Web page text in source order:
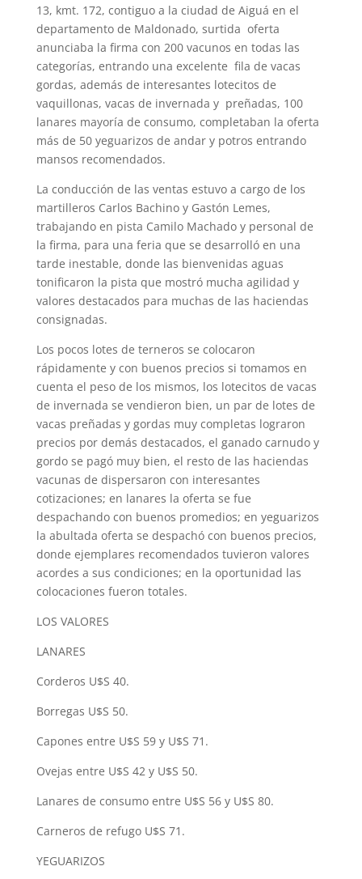
13, kmt. 172, contiguo a la ciudad de Aiguá en el
departamento de Maldonado, surtida oferta
anunciaba la firma con 200 vacunos en todas las
categorías, entrando una excelente fila de vacas
gordas, además de interesantes lotecitos de
vaquillonas, vacas de invernada y preñadas, 100
lanares mayoría de consumo, completaban la oferta
más de 50 yeguarizos de andar y potros entrando
mansos recomendados.
La conducción de las ventas estuvo a cargo de los
martilleros Carlos Bachino y Gastón Lemes,
trabajando en pista Camilo Machado y personal de
la firma, para una feria que se desarrolló en una
tarde inestable, donde las bienvenidas aguas
tonificaron la pista que mostró mucha agilidad y
valores destacados para muchas de las haciendas
consignadas.
Los pocos lotes de terneros se colocaron
rápidamente y con buenos precios si tomamos en
cuenta el peso de los mismos, los lotecitos de vacas
de invernada se vendieron bien, un par de lotes de
vacas preñadas y gordas muy completas lograron
precios por demás destacados, el ganado carnudo y
gordo se pagó muy bien, el resto de las haciendas
vacunas de dispersaron con interesantes
cotizaciones; en lanares la oferta se fue
despachando con buenos promedios; en yeguarizos
la abultada oferta se despachó con buenos precios,
donde ejemplares recomendados tuvieron valores
acordes a sus condiciones; en la oportunidad las
colocaciones fueron totales.
LOS VALORES
LANARES
Corderos U$S 40.
Borregas U$S 50.
Capones entre U$S 59 y U$S 71.
Ovejas entre U$S 42 y U$S 50.
Lanares de consumo entre U$S 56 y U$S 80.
Carneros de refugo U$S 71.
YEGUARIZOS